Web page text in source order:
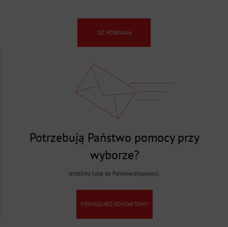
DO POBRANIA
Potrzebują Państwo pomocy przy
wyborze?
Jesteśmy tutaj do Państwa dyspozycji.
FORMULARZ KONTAKTOWY